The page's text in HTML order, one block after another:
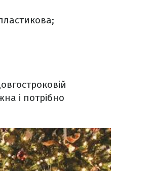
і потрібно